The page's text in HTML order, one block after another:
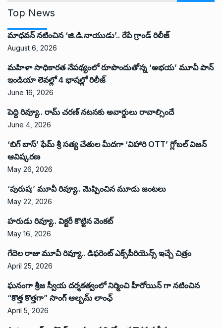
Top News
మాధవన్ నటించిన ‘జి.డి.నాయుడు’.. రేపే గ్రాండ్ రిలీజ్
August 6, 2026
మహిళా సాధికారత నేపథ్యంలో రూపొందుతోన్న ‘అభ‌య‌’ మూవీ పాన్
ఇండియా లెవ‌ల్లో 4 భాష‌ల్లో రిలీజ్
June 16, 2026
పెద్ది రివ్యూ.. రామ్ చరణ్ నటనకు అవార్డులు రావాల్సిందే
June 4, 2026
‘బిగ్ బాస్’ ఫేమ్ శ్రీ సత్య చేతుల మీదగా ‘విహారి OTT’ గ్లోబల్ విజన్
ఆవిష్కరణ
May 26, 2026
‘పురుష:’ మూవీ రివ్యూ.. మెప్పించిన మూడు జంటలు
May 22, 2026
హరుడు రివ్యూ.. విక్టరీ కొట్టిన వెంకట్
May 16, 2026
గేదెల రాజు మూవీ రివ్యూ.. డిఫరెంట్ ఎక్స్‌పీరియెన్స్ ఇచ్చే చిత్రం
April 25, 2026
ఘనంగా శ్రీజ స్వీయ దర్శకత్వంలో నిర్మించి హీరోయిన్ గా నటించిన
“కొత్త కొత్తగా” సాంగ్ ఆల్బమ్ లాంఛ్
April 5, 2026